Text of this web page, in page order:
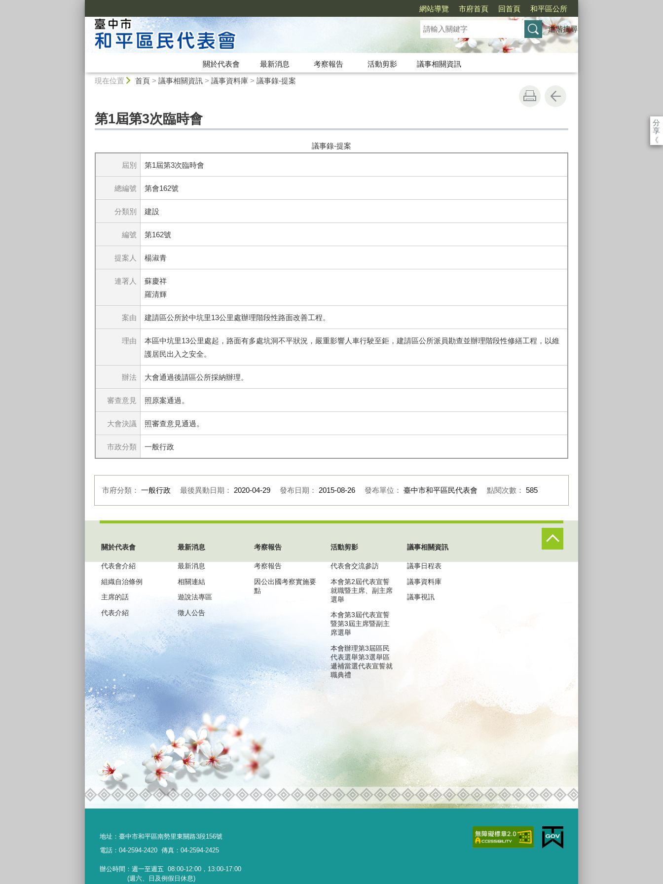
網站導覽 市府首頁 回首頁 和平區公所
進階搜尋
關於代表會 最新消息 考察報告 活動剪影
議事相關資訊
現在位置 首頁> 議事相關資訊> 議事資料庫> 議事錄-提案
分
享
《
第1屆第3次臨時會
議事錄-提案
屆別 第1屆第3次臨時會
總編號 第會162號
分類別 建設
編號 第162號
提案人 楊淑青
連署人
蘇慶祥
羅清輝
案由 建請區公所於中坑里13公里處辦理階段性路面改善工程。
理由
本區中坑里13公里處起，路面有多處坑洞不平狀況，嚴重影響人車行駛至鉅，建請區公所派員勘查並辦理階段性修繕工程，以維
護居民出入之安全。
辦法 大會通過後請區公所採納辦理。
審查意見 照原案通過。
大會決議 照審查意見通過。
市政分類 一般行政
市府分類： 一般行政 最後異動日期： 2020-04-29 發布日期： 2015-08-26 發布單位： 臺中市和平區民代表會 點閱次數： 585
關於代表會
代表會介紹
組織自治條例
主席的話
代表介紹
最新消息
最新消息
相關連結
遊說法專區
徵人公告
考察報告
考察報告
因公出國考察實施要
點
活動剪影
代表會交流參訪
本會第2屆代表宣誓
就職暨主席、副主席
選舉
本會第3屆代表宣誓
暨第3屆主席暨副主
席選舉
本會辦理第3屆區民
代表選舉第3選舉區
遞補當選代表宣誓就
職典禮
議事相關資訊
議事日程表
議事資料庫
議事視訊
地址： 臺中市和平區南勢里東關路3段156號
電話：04-2594-2420 傳真：04-2594-2425
辦公時間：週一至週五 08:00-12:00，13:00-17:00
(週六、日及例假日休息)